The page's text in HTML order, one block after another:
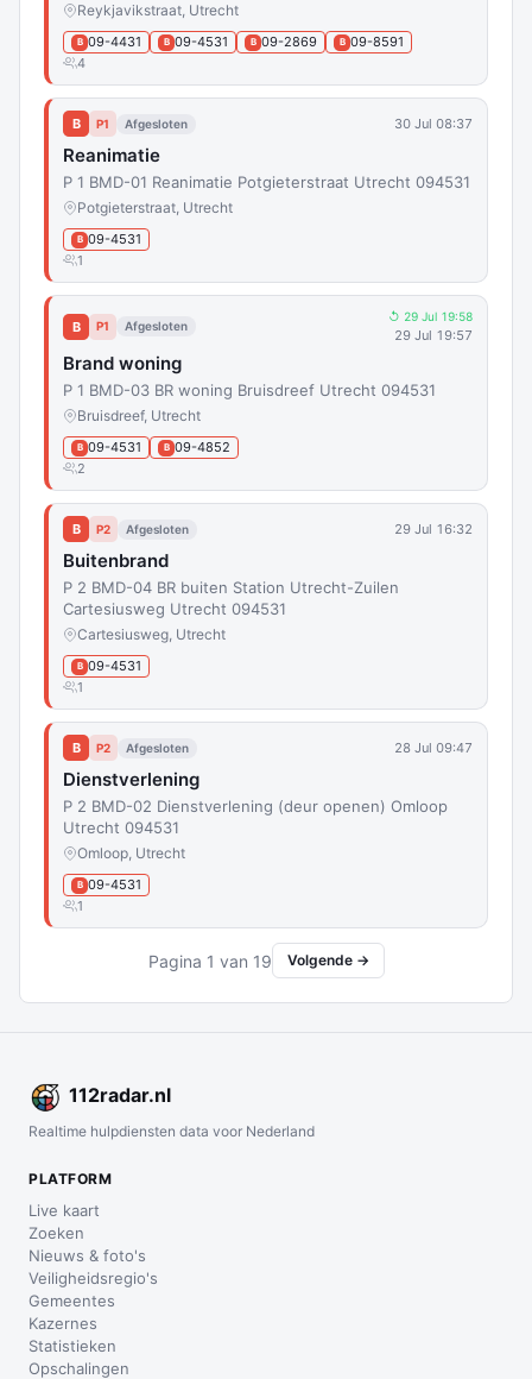
Reykjavikstraat, Utrecht
B 09-4431 B 09-4531 B 09-2869 B 09-8591
4
B P1 Afgesloten 30 Jul 08:37
Reanimatie
P 1 BMD-01 Reanimatie Potgieterstraat Utrecht 094531
Potgieterstraat, Utrecht
B 09-4531
1
B P1 Afgesloten
↺ 29 Jul 19:58
29 Jul 19:57
Brand woning
P 1 BMD-03 BR woning Bruisdreef Utrecht 094531
Bruisdreef, Utrecht
B 09-4531 B 09-4852
2
B P2 Afgesloten 29 Jul 16:32
Buitenbrand
P 2 BMD-04 BR buiten Station Utrecht-Zuilen
Cartesiusweg Utrecht 094531
Cartesiusweg, Utrecht
B 09-4531
1
B P2 Afgesloten 28 Jul 09:47
Dienstverlening
P 2 BMD-02 Dienstverlening (deur openen) Omloop
Utrecht 094531
Omloop, Utrecht
B 09-4531
1
Pagina 1 van 19 Volgende →
112radar.nl
Realtime hulpdiensten data voor Nederland
PLATFORM
Live kaart
Zoeken
Nieuws & foto's
Veiligheidsregio's
Gemeentes
Kazernes
Statistieken
Opschalingen